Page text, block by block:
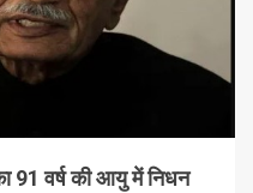
91 वर्ष की आयु में निधन